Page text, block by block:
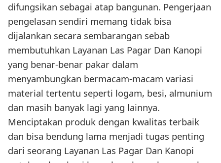
difungsikan sebagai atap bangunan. Pengerjaan
pengelasan sendiri memang tidak bisa
dijalankan secara sembarangan sebab
membutuhkan Layanan Las Pagar Dan Kanopi
yang benar-benar pakar dalam
menyambungkan bermacam-macam variasi
material tertentu seperti logam, besi, almunium
dan masih banyak lagi yang lainnya.
Menciptakan produk dengan kwalitas terbaik
dan bisa bendung lama menjadi tugas penting
dari seorang Layanan Las Pagar Dan Kanopi